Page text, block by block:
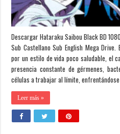
Descargar Hataraku Saibou Black BD
Sub Castellano Sub English Mega
por un estilo de vida poco saludable, el
presencia constante de gérmenes,
células a trabajar al límite,
Leer más »